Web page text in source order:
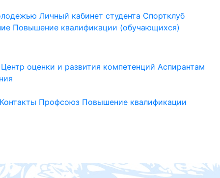
Личный кабинет студента Спортклуб
Повышение квалификации (обучающихся)
Центр оценки и развития компетенций Аспирантам
Контакты Профсоюз Повышение квалификации